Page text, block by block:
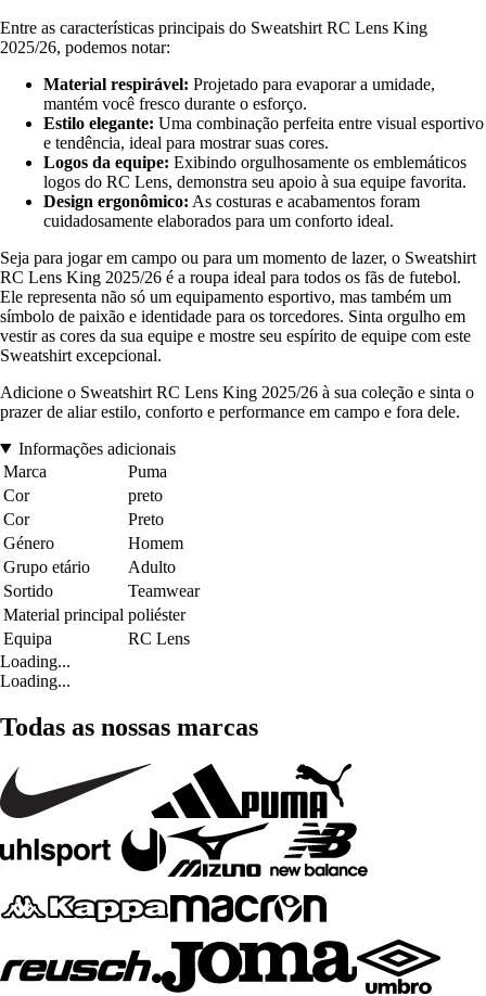
Entre as características principais do Sweatshirt RC Lens King
2025/26, podemos notar:
Material respirável: Projetado para evaporar a umidade,
mantém você fresco durante o esforço.
Estilo elegante: Uma combinação perfeita entre visual esportivo
e tendência, ideal para mostrar suas cores.
Logos da equipe: Exibindo orgulhosamente os emblemáticos
logos do RC Lens, demonstra seu apoio à sua equipe favorita.
Design ergonômico: As costuras e acabamentos foram
cuidadosamente elaborados para um conforto ideal.
Seja para jogar em campo ou para um momento de lazer, o Sweatshirt
RC Lens King 2025/26 é a roupa ideal para todos os fãs de futebol.
Ele representa não só um equipamento esportivo, mas também um
símbolo de paixão e identidade para os torcedores. Sinta orgulho em
vestir as cores da sua equipe e mostre seu espírito de equipe com este
Sweatshirt excepcional.
Adicione o Sweatshirt RC Lens King 2025/26 à sua coleção e sinta o
prazer de aliar estilo, conforto e performance em campo e fora dele.
Informações adicionais
Marca
Puma
Cor
preto
Cor
Preto
Género
Homem
Grupo etário
Adulto
Sortido
Teamwear
Material principal poliéster
Equipa
RC Lens
Loading...
Loading...
Todas as nossas marcas